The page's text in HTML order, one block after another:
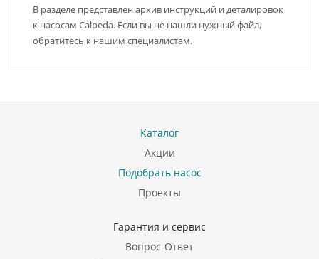
В разделе представлен архив инструкций и деталировок
к насосам Calpeda. Если вы не нашли нужный файл,
обратитесь к нашим специалистам.
Каталог
Акции
Подобрать насос
Проекты
Гарантия и сервис
Вопрос-Ответ